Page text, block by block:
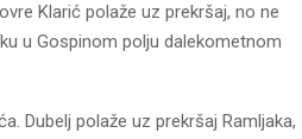
Klarić polaže uz prekršaj, no ne
u Gospinom polju dalekometnom
Dubelj polaže uz prekršaj Ramljaka,